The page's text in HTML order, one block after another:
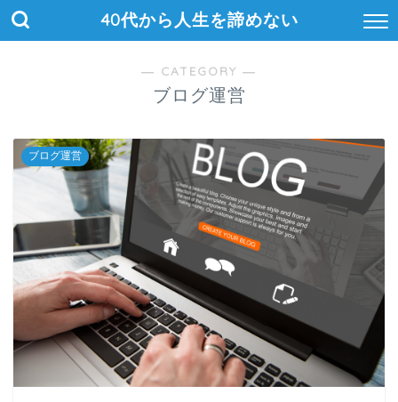
40代から人生を諦めない
― CATEGORY ―
ブログ運営
ブログ運営